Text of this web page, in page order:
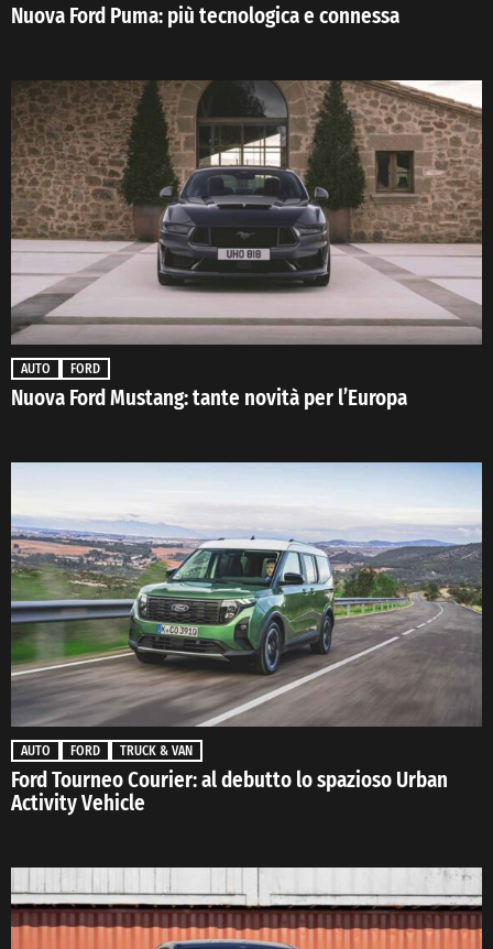
Nuova Ford Puma: più tecnologica e connessa
AUTO FORD
Nuova Ford Mustang: tante novità per l’Europa
AUTO FORD TRUCK & VAN
Ford Tourneo Courier: al debutto lo spazioso Urban
Activity Vehicle